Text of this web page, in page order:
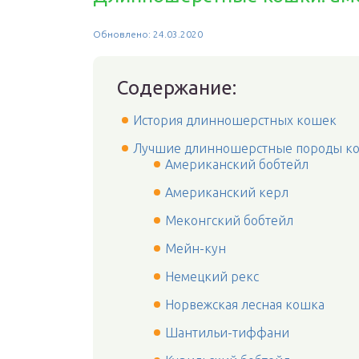
Обновлено: 24.03.2020
Содержание:
История длинношерстных кошек
Лучшие длинношерстные породы
Американский бобтейл
Американский керл
Меконгский бобтейл
Мейн-кун
Немецкий рекс
Норвежская лесная кошка
Шантильи-тиффани